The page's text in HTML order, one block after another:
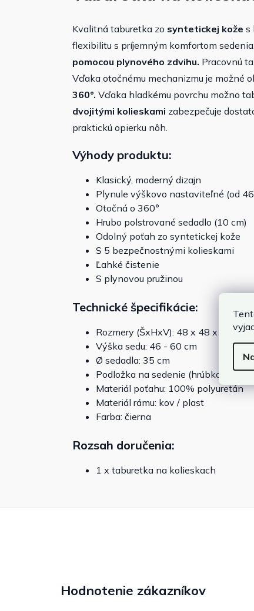
Kvalitná taburetka zo syntetickej kože s
flexibilitu s príjemným komfortom
pomocou plynového zdvihu. Pracovnú
Vďaka otočnému mechanizmu je možné
360°. Vďaka hladkému povrchu možno
dvojitými kolieskami zabezpečuje
praktickú opierku nôh.
Výhody produktu:
Klasický, moderný dizajn
Plynule výškovo nastaviteľné (od
Otočná o 360°
Hrubo polstrované sedadlo (10 cm)
Odolný poťah zo syntetickej kože
S 5 bezpečnostnými kolieskami
Ľahké čistenie
S plynovou pružinou
Technické špecifikácie:
Rozmery (ŠxHxV): 48 x 48 x 46 -
Výška sedu: 46 - 60 cm
Ø sedadla: 35 cm
Podložka na sedenie (hrúbka): 10
Materiál poťahu: 100% polyuretán
Materiál rámu: kov / plast
Farba: čierna
Rozsah doručenia:
1 x taburetka na kolieskach
Hodnotenie zákazníkov